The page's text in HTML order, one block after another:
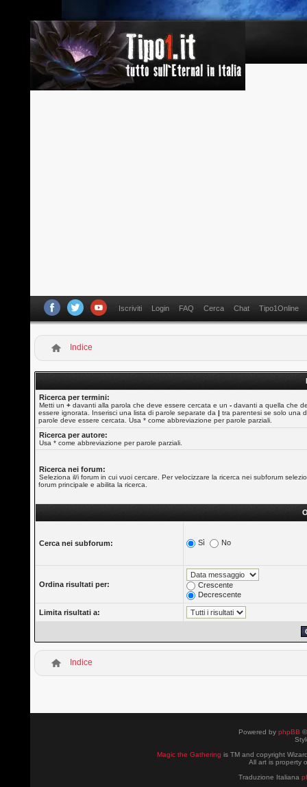
Iscriviti Login FAQ Cerca Chat Tipo1Online
Indice
Ricerca per termini:
Metti un+ davanti alla parola che deve essere cercata e un- davanti a quella che
essere ignorata. Inserisci una lista di parole separate da| tra parentesi se solo una
parole deve essere cercata. Usa * come abbreviazione per parole parziali.
Ricerca per autore:
Usa * come abbreviazione per parole parziali.
Ricerca nei forum:
Seleziona il/i forum in cui vuoi cercare. Per velocizzare la ricerca nei subforum
forum principale e abilita la ricerca.
Cerca nei subforum: Sì No
Ordina risultati per:
Crescente
Decrescente
Limita risultati a:
Indice
Powered by phpBB
Magic the Gathering is TM and copyright
All art is property
Traduzione Italiana